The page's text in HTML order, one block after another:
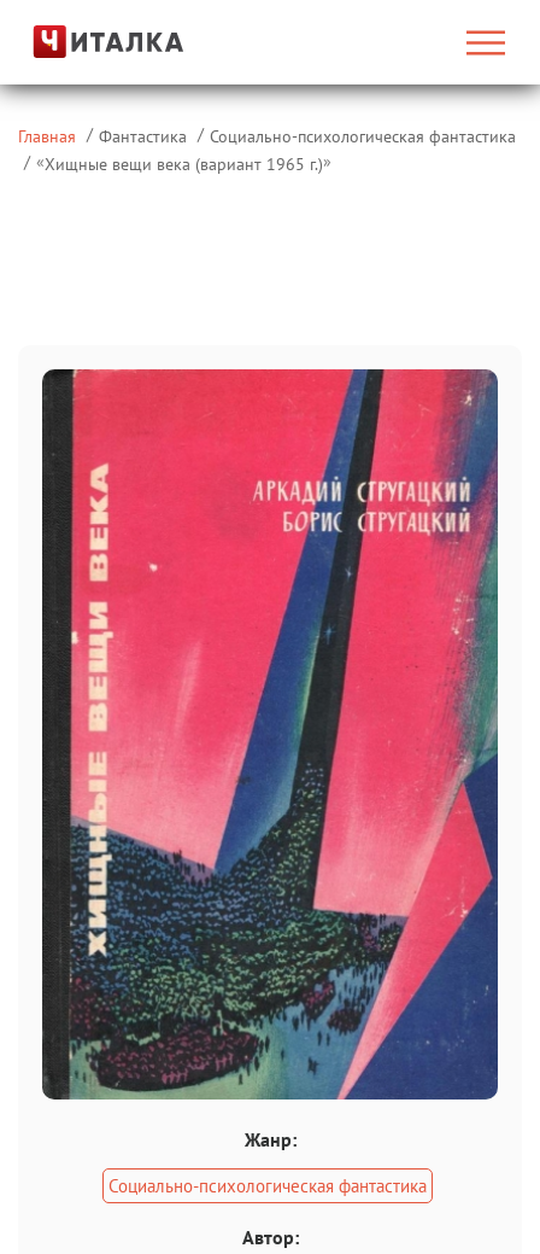
Главная Фантастика
Социально-психологическая фантастика
«Хищные вещи века (вариант 1965 г.)»
Жанр:
Социально-психологическая фантастика
Автор: